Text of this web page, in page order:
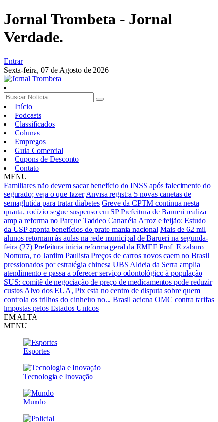
Jornal Trombeta - Jornal
Verdade.
Entrar
Sexta-feira, 07 de Agosto de 2026
Início
Podcasts
Classificados
Colunas
Empregos
Guia Comercial
Cupons de Desconto
Contato
MENU
Familiares não devem sacar benefício do INSS após falecimento do
segurado; veja o que fazer Anvisa registra 5 novas canetas de
semaglutida para tratar diabetes Greve da CPTM continua nesta
quarta; rodízio segue suspenso em SP Prefeitura de Barueri realiza
ampla reforma no Parque Taddeo Cananéia Arroz e feijão: Estudo
da USP aponta benefícios do prato mania nacional Mais de 62 mil
alunos retornam às aulas na rede municipal de Barueri na segunda-
feira (27) Prefeitura inicia reforma geral da EMEF Prof. Eizaburo
Nomura, no Jardim Paulista Preços de carros novos caem no Brasil
pressionados por estratégia chinesa UBS Aldeia da Serra amplia
atendimento e passa a oferecer serviço odontológico à população
SUS: comitê de negociação de preço de medicamentos pode reduzir
custos Alvo dos EUA, Pix está no centro de disputa sobre quem
controla os trilhos do dinheiro no... Brasil aciona OMC contra tarifas
impostas pelos Estados Unidos
EM ALTA
MENU
Esportes
Tecnologia e Inovação
Mundo